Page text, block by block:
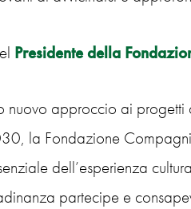
Presidente della
nuovo approccio ai
la Fondazione
dell’esperienza
partecipe e